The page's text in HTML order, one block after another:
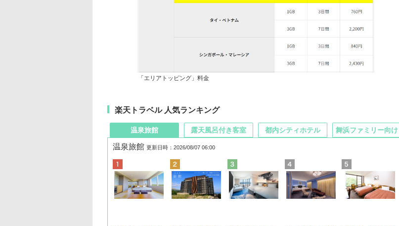
「エリアトッピング」料金
楽天トラベル 人気ランキング
温泉旅館
温泉旅館 更新日時：2026/08/07 06:00
露天風呂付き客室 都内シティホテル 舞浜ファミリー向け